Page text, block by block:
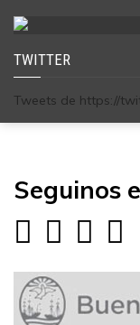
TWITTER
Tweets de https://
Seguinos